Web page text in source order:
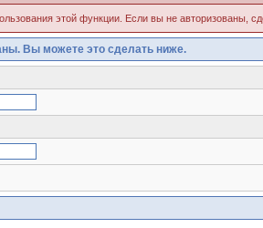
этой функции. Если вы не авторизованы,
Вы можете это сделать ниже.